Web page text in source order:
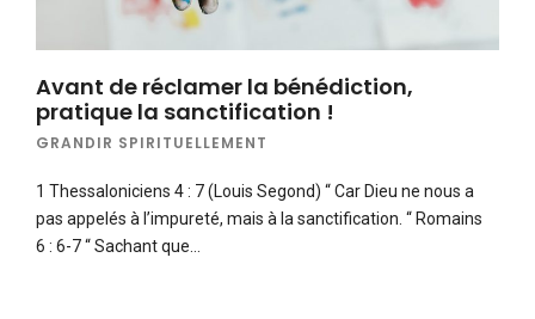
Avant de réclamer la bénédiction,
pratique la sanctification !
GRANDIR SPIRITUELLEMENT
1 Thessaloniciens 4 : 7 (Louis Segond) “ Car Dieu ne nous a
pas appelés à l’impureté, mais à la sanctification. “ Romains
6 : 6-7 “ Sachant que…